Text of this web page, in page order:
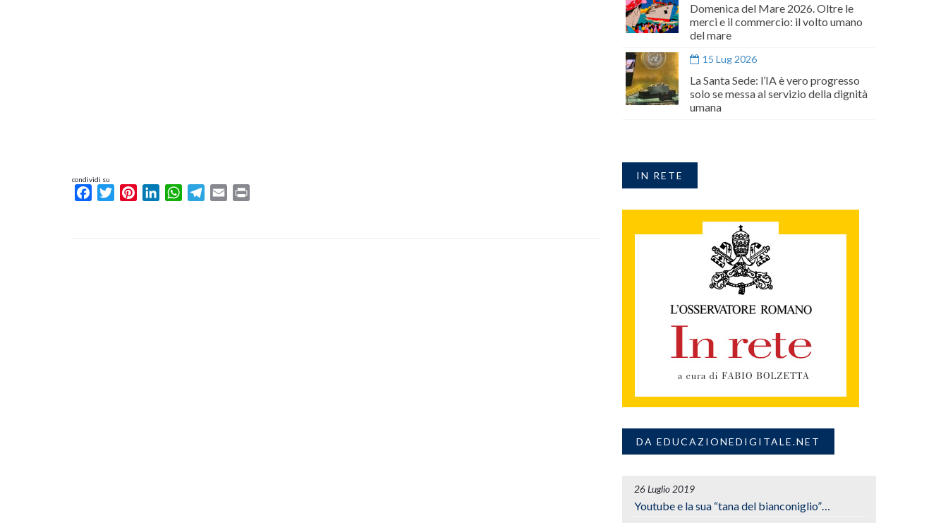
condividi su
FacebookTwitterPinterestLinkedInWhatsAppTelegram
Email
Domenica del Mare 2026. Oltre le
merci e il commercio: il volto umano
del mare
15 Lug 2026
La Santa Sede: l’IA è vero progresso
solo se messa al servizio della dignità
umana
IN RETE
DA EDUCAZIONEDIGITALE.NET
26 Luglio 2019
Youtube e la sua “tana del bianconiglio”…